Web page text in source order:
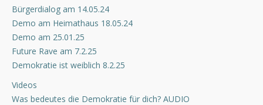
Bürgerdialog am 14.05.24
Demo am Heimathaus 18.05.24
Demo am 25.01.25
Future Rave am 7.2.25
Demokratie ist weiblich 8.2.25
Videos
Was bedeutes die Demokratie für dich? AUDIO